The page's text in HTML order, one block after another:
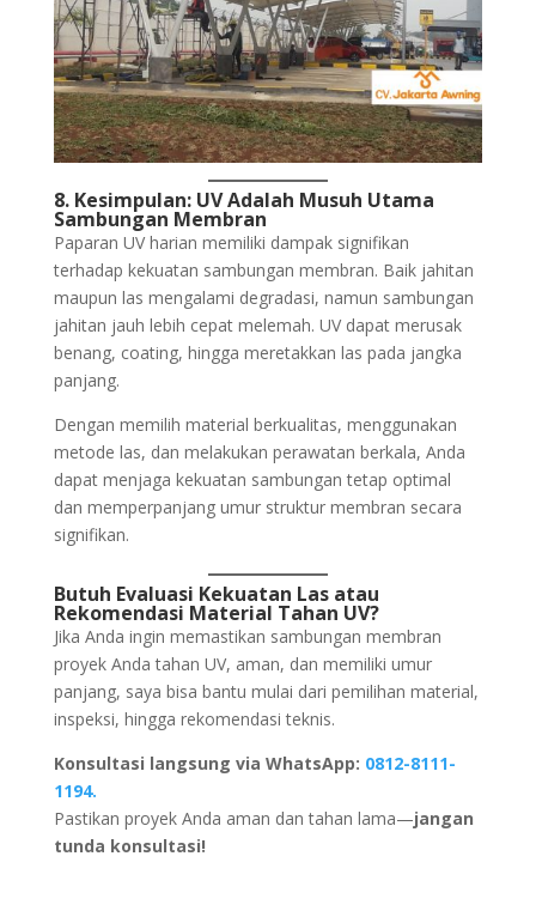
8. Kesimpulan: UV Adalah Musuh Utama
Sambungan Membran
Paparan UV harian memiliki dampak signifikan
terhadap kekuatan sambungan membran. Baik jahitan
maupun las mengalami degradasi, namun sambungan
jahitan jauh lebih cepat melemah. UV dapat merusak
benang, coating, hingga meretakkan las pada jangka
panjang.
Dengan memilih material berkualitas, menggunakan
metode las, dan melakukan perawatan berkala, Anda
dapat menjaga kekuatan sambungan tetap optimal
dan memperpanjang umur struktur membran secara
signifikan.
Butuh Evaluasi Kekuatan Las atau
Rekomendasi Material Tahan UV?
Jika Anda ingin memastikan sambungan membran
proyek Anda tahan UV, aman, dan memiliki umur
panjang, saya bisa bantu mulai dari pemilihan material,
inspeksi, hingga rekomendasi teknis.
Konsultasi langsung via WhatsApp: 0812-8111-
1194.
Pastikan proyek Anda aman dan tahan lama—jangan
tunda konsultasi!